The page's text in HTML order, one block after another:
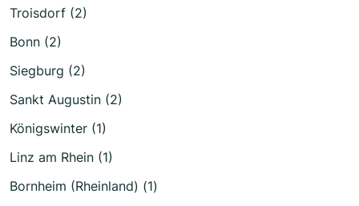
Troisdorf (2)
Bonn (2)
Siegburg (2)
Sankt Augustin (2)
Königswinter (1)
Linz am Rhein (1)
Bornheim (Rheinland) (1)